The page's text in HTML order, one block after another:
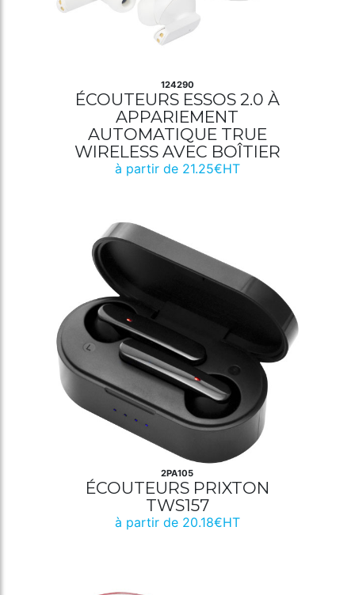
124290
ÉCOUTEURS ESSOS 2.0 À
APPARIEMENT
AUTOMATIQUE TRUE
WIRELESS AVEC BOÎTIER
à partir de 21.25€HT
2PA105
ÉCOUTEURS PRIXTON
TWS157
à partir de 20.18€HT